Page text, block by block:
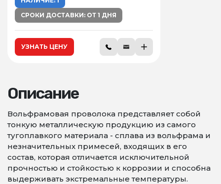
СРОКИ ДОСТАВКИ: ОТ 1 ДНЯ
УЗНАТЬ ЦЕНУ
Описание
Вольфрамовая проволока представляет собой
тонкую металлическую продукцию из самого
тугоплавкого материала - сплава из вольфрама и
незначительных примесей, входящих в его
состав, которая отличается исключительной
прочностью и стойкостью к коррозии и способна
выдерживать экстремальные температуры.